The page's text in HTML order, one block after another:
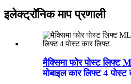
इलेक्ट्रॉनिक माप प्रणाली
मैक्सिमा फोर पोस्ट लिफ्ट
मोबाइल कार लिफ्ट 4 पोस्ट